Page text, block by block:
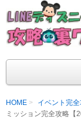
LINEディ
支持率No1！痒
ラ評価も丁寧に
HOME イベント完
ミッション完全攻略【